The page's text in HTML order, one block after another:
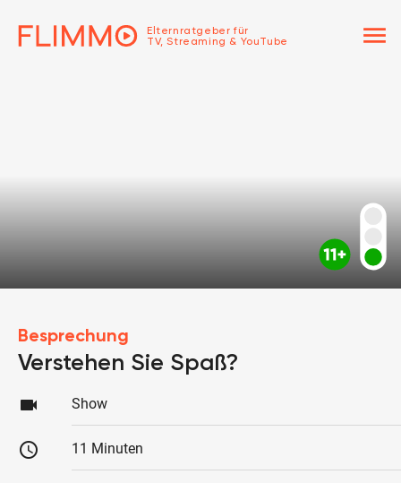
Elternratgeber für
TV, Streaming & YouTube
menu
Besprechung
Verstehen Sie Spaß?
videocam Show
schedule 11 Minuten